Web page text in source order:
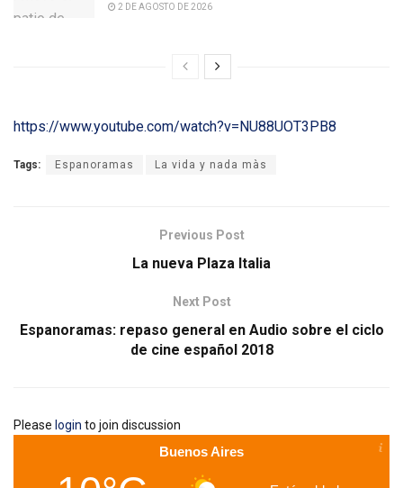
2 DE AGOSTO DE 2026
https://www.youtube.com/watch?v=NU88UOT3PB8
Tags: Espanoramas La vida y nada màs
Previous Post
La nueva Plaza Italia
Next Post
Espanoramas: repaso general en Audio sobre el ciclo
de cine español 2018
Please login to join discussion
Buenos Aires